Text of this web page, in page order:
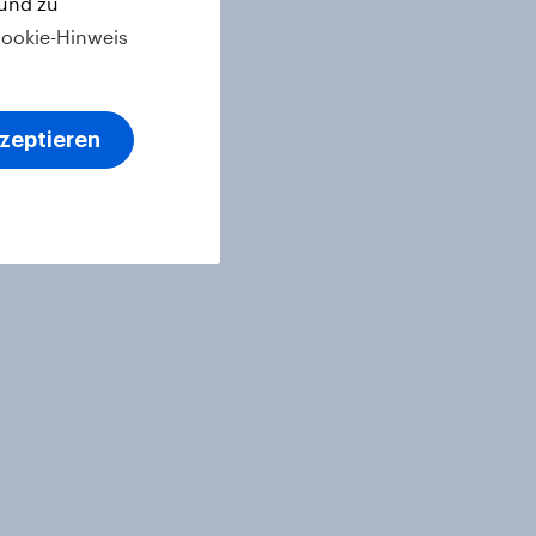
Hinweis